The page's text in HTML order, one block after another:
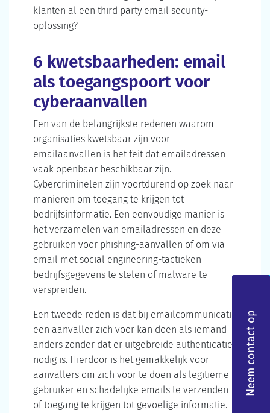
Neem contact op
klanten al een third party email security-
oplossing?
6 kwetsbaarheden: email
als toegangspoort voor
cyberaanvallen
Een van de belangrijkste redenen waarom
organisaties kwetsbaar zijn voor
emailaanvallen is het feit dat emailadressen
vaak openbaar beschikbaar zijn.
Cybercriminelen zijn voortdurend op zoek naar
manieren om toegang te krijgen tot
bedrijfsinformatie. Een eenvoudige manier is
het verzamelen van emailadressen en deze
gebruiken voor phishing-aanvallen of om via
email met social engineering-tactieken
bedrijfsgegevens te stelen of malware te
verspreiden.
Een tweede reden is dat bij emailcommunicatie
een aanvaller zich voor kan doen als iemand
anders zonder dat er uitgebreide authenticatie
nodig is. Hierdoor is het gemakkelijk voor
aanvallers om zich voor te doen als legitieme
gebruiker en schadelijke emails te verzenden
of toegang te krijgen tot gevoelige informatie.